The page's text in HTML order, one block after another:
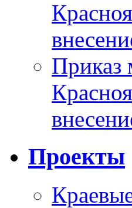
Приказ
Проекты